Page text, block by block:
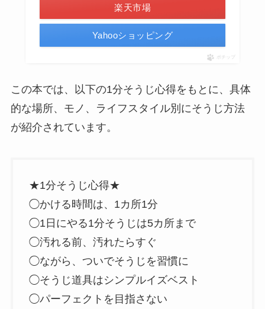
楽天市場
Yahooショッピング
ポチップ
この本では、以下の1分そうじ心得をもとに、具体
的な場所、モノ、ライフスタイル別にそうじ方法
が紹介されています。
★1分そうじ心得★
◯かける時間は、1カ所1分
◯1日にやる1分そうじは5カ所まで
◯汚れる前、汚れたらすぐ
◯ながら、ついでそうじを習慣に
◯そうじ道具はシンプルイズベスト
◯パーフェクトを目指さない